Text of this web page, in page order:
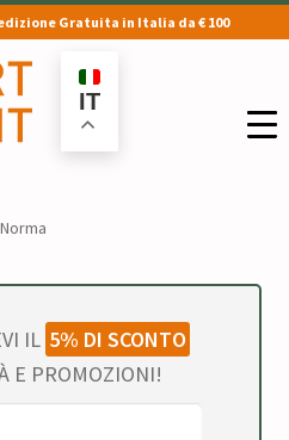
Gratuita in Italia da € 100
IT
Norma
IL 5% DI SCONTO
E PROMOZIONI!